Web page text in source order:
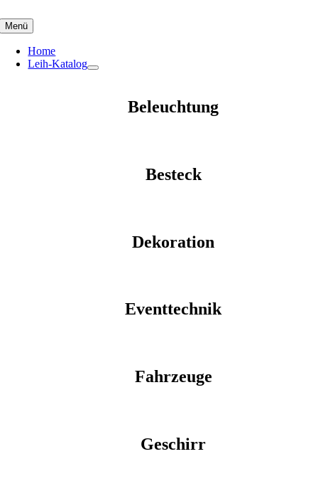
to
content
Menü
Home
Leih-Katalog
Beleuchtung
Besteck
Dekoration
Eventtechnik
Fahrzeuge
Geschirr